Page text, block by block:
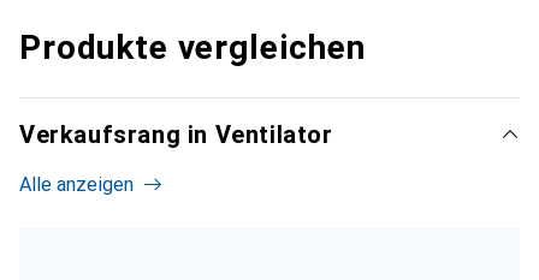
Produkte vergleichen
Verkaufsrang in Ventilator
Alle anzeigen